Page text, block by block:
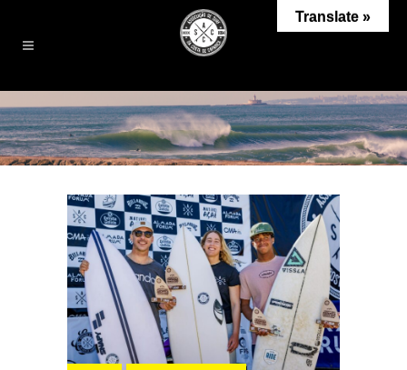
Translate »